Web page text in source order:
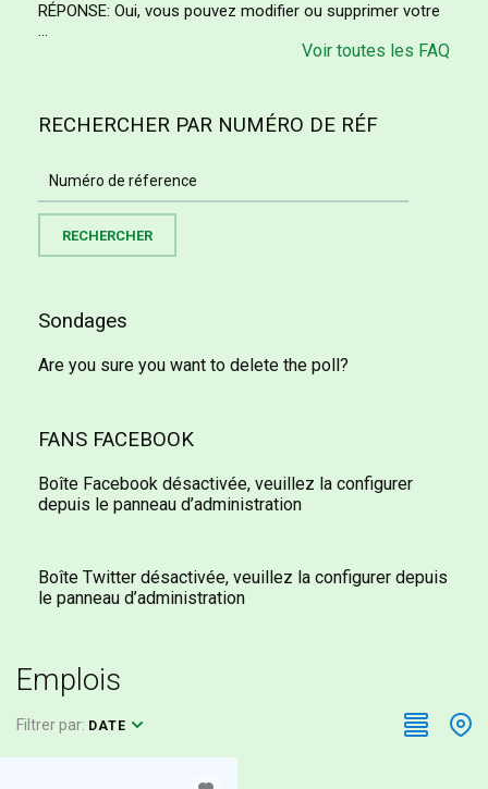
RÉPONSE: Oui, vous pouvez modifier ou supprimer votre
...
Voir toutes les FAQ
RECHERCHER PAR NUMÉRO DE RÉF
Sondages
Are you sure you want to delete the poll?
FANS FACEBOOK
Boîte Facebook désactivée, veuillez la configurer
depuis le panneau d’administration
Boîte Twitter désactivée, veuillez la configurer depuis
le panneau d’administration
Emplois
Filtrer par: DATE